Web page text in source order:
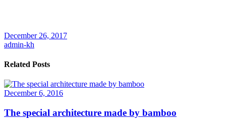
December 26, 2017
admin-kh
Related Posts
December 6, 2016
The special architecture made by bamboo